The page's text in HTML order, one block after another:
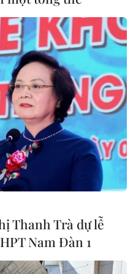
Việt Nam tại
về đất nước
nhiệm Ủy ban Nhà
ngoài Lê Thị Thu Hằng
tình với bà con
bờ Tây của Canada.
Thanh Trà dự lễ
Nam Đàn 1